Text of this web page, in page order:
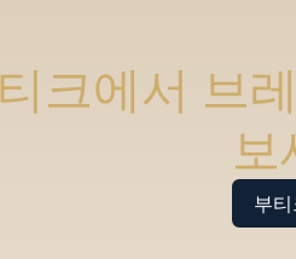
크에서 브
보
부